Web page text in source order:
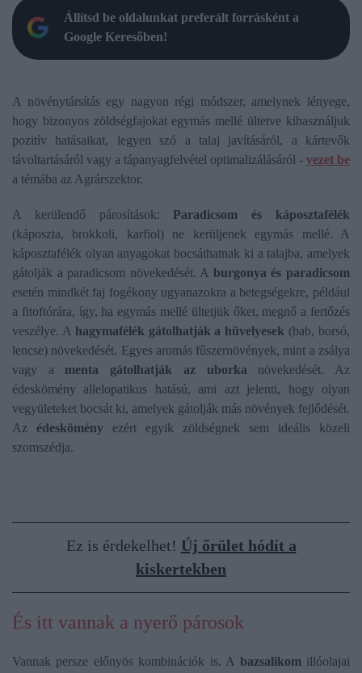
Állítsd be oldalunkat preferált forrásként a
Google Keresőben!
A növénytársítás egy nagyon régi módszer, amelynek lényege,
hogy bizonyos zöldségfajokat egymás mellé ültetve kihasználjuk
pozitív hatásaikat, legyen szó a talaj javításáról, a kártevők
távoltartásáról vagy a tápanyagfelvétel optimalizálásáról - vezet be
a témába az Agrárszektor.
A kerülendő párosítások: Paradicsom és káposztafélék
(káposzta, brokkoli, karfiol) ne kerüljenek egymás mellé. A
káposztafélék olyan anyagokat bocsáthatnak ki a talajba, amelyek
gátolják a paradicsom növekedését. A burgonya és paradicsom
esetén mindkét faj fogékony ugyanazokra a betegségekre, például
a fitoftórára, így, ha egymás mellé ültetjük őket, megnő a fertőzés
veszélye. A hagymafélék gátolhatják a hüvelyesek (bab, borsó,
lencse) növekedését. Egyes aromás fűszernövények, mint a zsálya
vagy a menta gátolhatják az uborka növekedését. Az
édeskömény allelopatikus hatású, ami azt jelenti, hogy olyan
vegyületeket bocsát ki, amelyek gátolják más növények fejlődését.
Az édeskömény ezért egyik zöldségnek sem ideális közeli
szomszédja.
Ez is érdekelhet! Új őrület hódít a
kiskertekben
És itt vannak a nyerő párosok
Vannak persze előnyös kombinációk is. A bazsalikom illóolajai